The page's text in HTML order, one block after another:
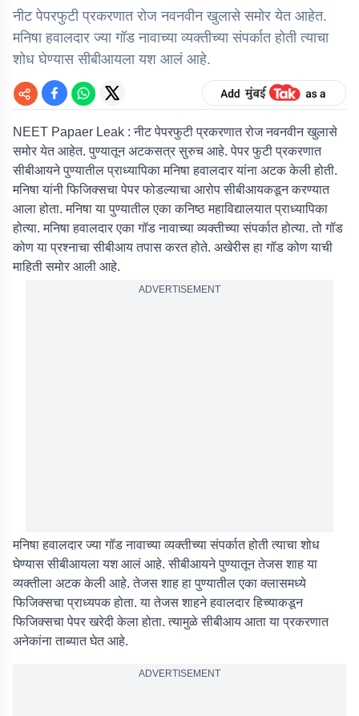
नीट पेपरफुटी प्रकरणात रोज नवनवीन खुलासे समोर येत आहेत.
मनिषा हवालदार ज्या गॉड नावाच्या व्यक्तीच्या संपर्कात होती त्याचा
शोध घेण्यास सीबीआयला यश आलं आहे.
NEET Papaer Leak : नीट पेपरफुटी प्रकरणात रोज नवनवीन खुलासे
समोर येत आहेत. पुण्यातून अटकसत्र सुरुच आहे. पेपर फुटी प्रकरणात
सीबीआयने पुण्यातील प्राध्यापिका मनिषा हवालदार यांना अटक केली होती.
मनिषा यांनी फिजिक्सचा पेपर फोडल्याचा आरोप सीबीआयकडून करण्यात
आला होता. मनिषा या पुण्यातील एका कनिष्ठ महाविद्यालयात प्राध्यापिका
होत्या. मनिषा हवालदार एका गॉड नावाच्या व्यक्तीच्या संपर्कात होत्या. तो गॉड
कोण या प्रश्नाचा सीबीआय तपास करत होते. अखेरीस हा गॉड कोण याची
माहिती समोर आली आहे.
ADVERTISEMENT
मनिषा हवालदार ज्या गॉड नावाच्या व्यक्तीच्या संपर्कात होती त्याचा शोध
घेण्यास सीबीआयला यश आलं आहे. सीबीआयने पुण्यातून तेजस शाह या
व्यक्तीला अटक केली आहे. तेजस शाह हा पुण्यातील एका क्लासमध्ये
फिजिक्सचा प्राध्यपक होता. या तेजस शाहने हवालदार हिच्याकडून
फिजिक्सचा पेपर खरेदी केला होता. त्यामुळे सीबीआय आता या प्रकरणात
अनेकांना ताब्यात घेत आहे.
ADVERTISEMENT